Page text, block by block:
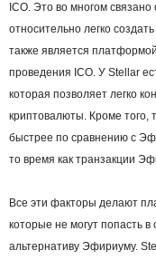
ICO. Это во многом
относительно легко
также является
проведения ICO. У Stellar
которая позволяет легко
криптовалюты. Кроме того,
быстрее по сравнению с
то время как транзакции
Все эти факторы делают
которые не могут попасть
альтернативу Эфириуму.